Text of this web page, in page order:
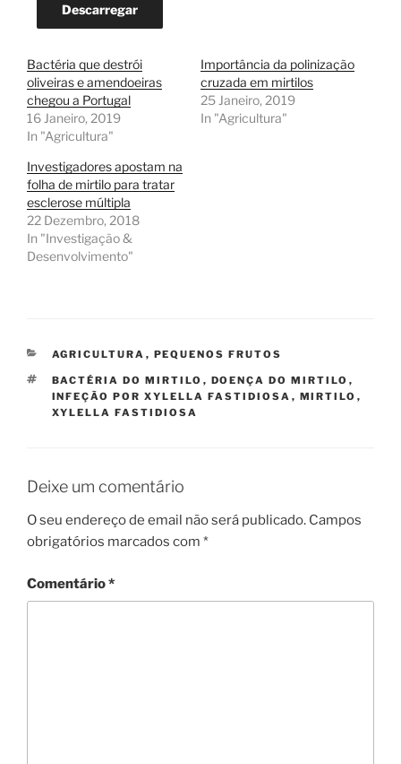
Descarregar
Bactéria que destrói
oliveiras e amendoeiras
chegou a Portugal
16 Janeiro, 2019
In "Agricultura"
Importância da polinização
cruzada em mirtilos
25 Janeiro, 2019
In "Agricultura"
Investigadores apostam na
folha de mirtilo para tratar
esclerose múltipla
22 Dezembro, 2018
In "Investigação &
Desenvolvimento"
CATEGORIAS
AGRICULTURA , PEQUENOS FRUTOS
ETIQUETAS
BACTÉRIA DO MIRTILO , DOENÇA DO MIRTILO ,
INFEÇÃO POR XYLELLA FASTIDIOSA , MIRTILO ,
XYLELLA FASTIDIOSA
Deixe um comentário
O seu endereço de email não será publicado. Campos
obrigatórios marcados com *
Comentário*